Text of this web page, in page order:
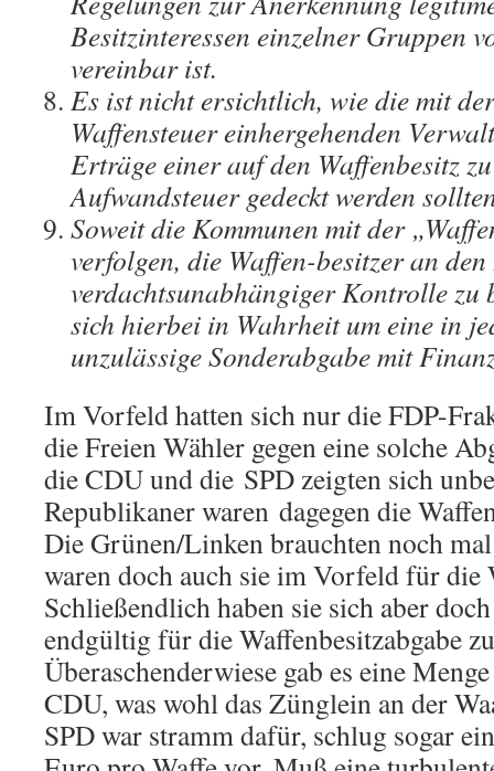
Besitzinteressen einzelner Gruppen
vereinbar ist.
Es ist nicht ersichtlich, wie die mit
Waffensteuer einhergehenden
Erträge einer auf den Waffenbesitz
Aufwandsteuer gedeckt werden
Soweit die Kommunen mit der
verfolgen, die Waffen-besitzer an den
verdachtsunabhängiger Kontrolle zu
sich hierbei in Wahrheit um eine in
unzulässige Sonderabgabe mit
Im Vorfeld hatten sich nur die FDP-
die Freien Wähler gegen eine solche
die CDU und die SPD zeigten sich
Republikaner waren dagegen die
Die Grünen/Linken brauchten noch
waren doch auch sie im Vorfeld für die
Schließendlich haben sie sich aber
endgültig für die Waffenbesitzabgabe
Überaschenderwiese gab es eine
CDU, was wohl das Zünglein an der
SPD war stramm dafür, schlug sogar